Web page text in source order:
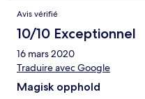
Avis vérifié
10/10 Exceptionnel
16 mars 2020
Traduire avec Google
Magisk opphold